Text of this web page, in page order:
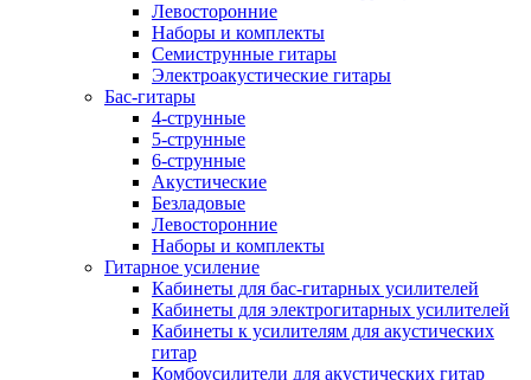
Левосторонние
Наборы и комплекты
Семиструнные гитары
Электроакустические гитары
Бас-гитары
4-струнные
5-струнные
6-струнные
Акустические
Безладовые
Левосторонние
Наборы и комплекты
Гитарное усиление
Кабинеты для бас-гитарных усилителей
Кабинеты для электрогитарных усилителей
Кабинеты к усилителям для акустических
гитар
Комбоусилители для акустических гитар